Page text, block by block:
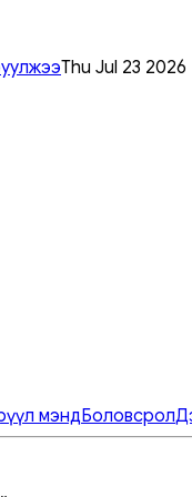
Thu Jul 23 2026
мэндБоловсрол